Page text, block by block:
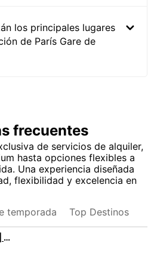
los principales lugares
de París Gare de
frecuentes
de servicios de alquiler,
hasta opciones flexibles a
Una experiencia diseñada
flexibilidad y excelencia en
temporada Top Destinos
Alquiler de SUV en París | SUV Premium y Eléctricos con Europcar